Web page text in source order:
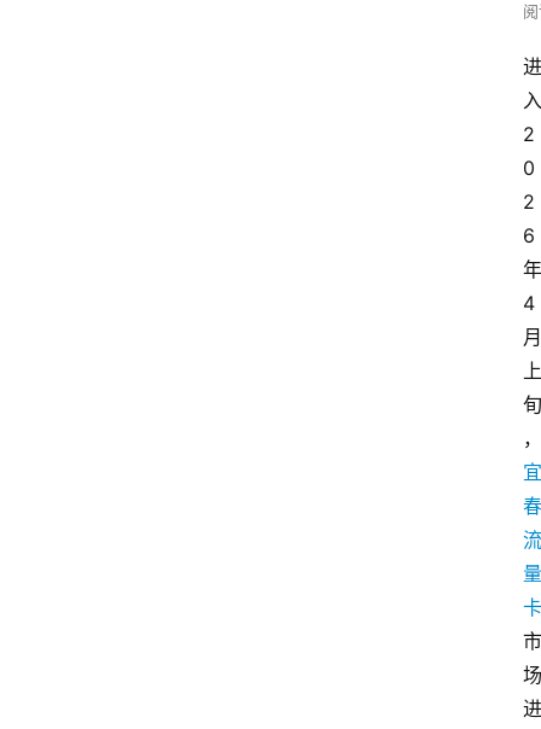
进
入
2
0
2
6
年
4
月
上
旬
，
宜
春
流
量
卡
市
场
进